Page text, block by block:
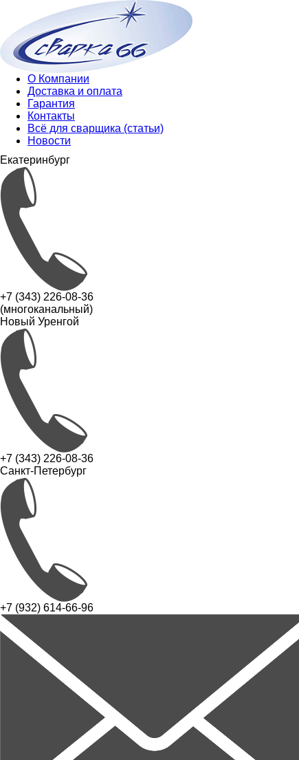
О Компании
Доставка и оплата
Гарантия
Контакты
Всё для сварщика (статьи)
Новости
Екатеринбург
+7 (343) 226-08-36
(многоканальный)
Новый Уренгой
+7 (343) 226-08-36
Санкт-Петербург
+7 (932) 614-66-96